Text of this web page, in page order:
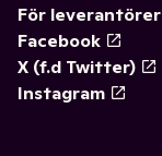
För leverantörer
Facebook
X (f.d Twitter)
Instagram